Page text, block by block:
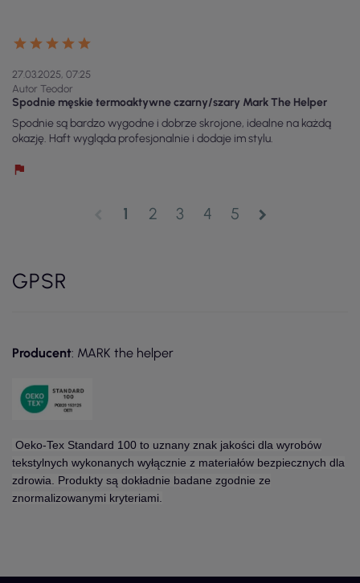
27.03.2025, 07:25
Autor Teodor
Spodnie męskie termoaktywne czarny/szary Mark The Helper
Spodnie są bardzo wygodne i dobrze skrojone, idealne na każdą
okazję. Haft wygląda profesjonalnie i dodaje im stylu.
1 2 3 4 5 chevron_right
GPSR
Producent: MARK the helper
Oeko-Tex Standard 100 to uznany znak jakości dla wyrobów
tekstylnych wykonanych wyłącznie z materiałów bezpiecznych dla
zdrowia. Produkty są dokładnie badane zgodnie ze
znormalizowanymi kryteriami.